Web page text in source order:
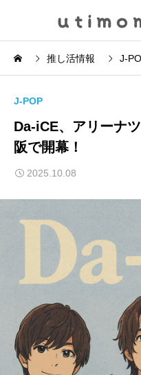
推し活情報 J-
J-POP
Da-iCE、アリーナ
阪で開幕！
2025.10.08